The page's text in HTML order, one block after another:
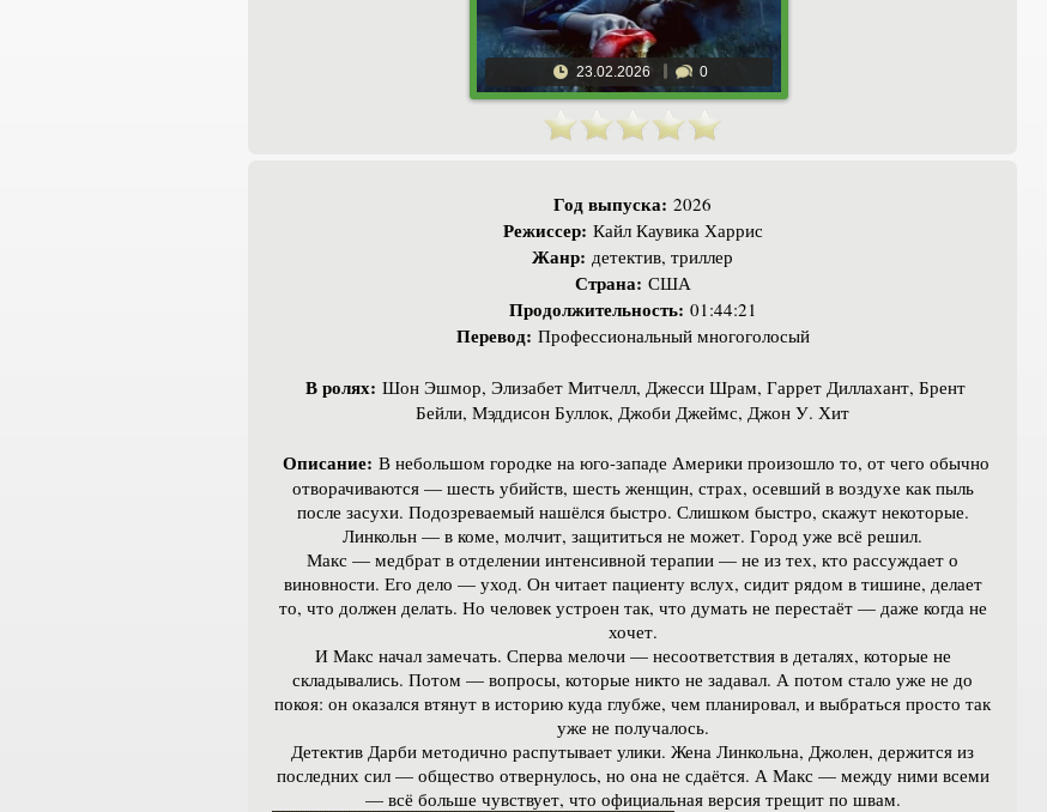
23.02.2026 0
Год выпуска: 2026
Режиссер: Кайл Каувика Харрис
Жанр: детектив, триллер
Страна: США
Продолжительность: 01:44:21
Перевод: Профессиональный многоголосый
В ролях: Шон Эшмор, Элизабет Митчелл, Джесси Шрам, Гаррет Диллахант, Брент
Бейли, Мэддисон Буллок, Джоби Джеймс, Джон У. Хит
Описание: В небольшом городке на юго-западе Америки произошло то, от чего обычно
отворачиваются — шесть убийств, шесть женщин, страх, осевший в воздухе как пыль
после засухи. Подозреваемый нашёлся быстро. Слишком быстро, скажут некоторые.
Линкольн — в коме, молчит, защититься не может. Город уже всё решил.
Макс — медбрат в отделении интенсивной терапии — не из тех, кто рассуждает о
виновности. Его дело — уход. Он читает пациенту вслух, сидит рядом в тишине, делает
то, что должен делать. Но человек устроен так, что думать не перестаёт — даже когда не
хочет.
И Макс начал замечать. Сперва мелочи — несоответствия в деталях, которые не
складывались. Потом — вопросы, которые никто не задавал. А потом стало уже не до
покоя: он оказался втянут в историю куда глубже, чем планировал, и выбраться просто так
уже не получалось.
Детектив Дарби методично распутывает улики. Жена Линкольна, Джолен, держится из
последних сил — общество отвернулось, но она не сдаётся. А Макс — между ними всеми
— всё больше чувствует, что официальная версия трещит по швам.